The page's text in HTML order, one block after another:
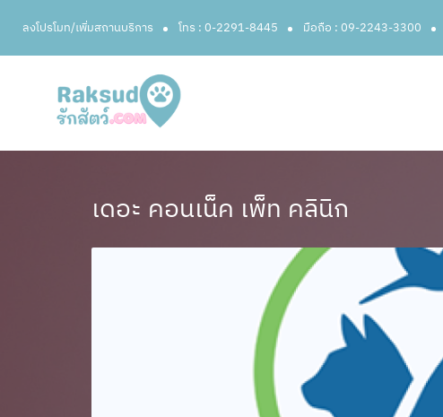
ลงโปรโมท/เพิ่มสถานบริการ โทร : 0-2291-8445 มือถือ : 09-2243-3300
เดอะ คอนเน็ค เพ็ท คลินิก